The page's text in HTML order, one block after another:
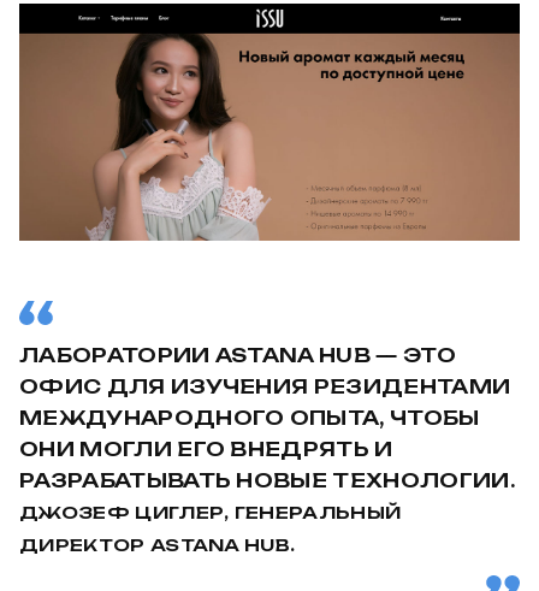
ЛАБОРАТОРИИ ASTANA HUB — ЭТО
ОФИС ДЛЯ ИЗУЧЕНИЯ РЕЗИДЕНТАМИ
МЕЖДУНАРОДНОГО ОПЫТА, ЧТОБЫ
ОНИ МОГЛИ ЕГО ВНЕДРЯТЬ И
РАЗРАБАТЫВАТЬ НОВЫЕ ТЕХНОЛОГИИ.
ДЖОЗЕФ ЦИГЛЕР, ГЕНЕРАЛЬНЫЙ
ДИРЕКТОР ASTANA HUB.